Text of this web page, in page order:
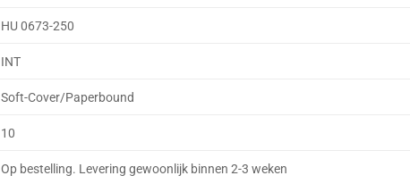
HU 0673-250
INT
Soft-Cover/Paperbound
10
Op bestelling. Levering gewoonlijk binnen 2-3 weken